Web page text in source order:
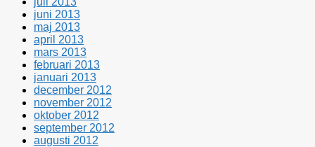
juni 2013
maj 2013
april 2013
mars 2013
februari 2013
januari 2013
december 2012
november 2012
oktober 2012
september 2012
augusti 2012